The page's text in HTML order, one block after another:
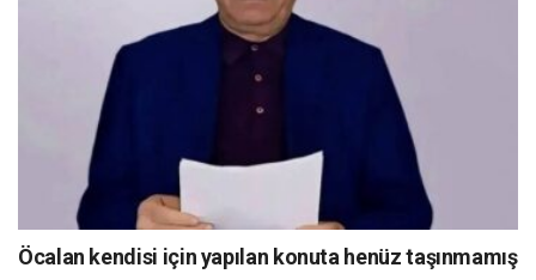
Öcalan kendisi için yapılan konuta henüz taşınmamış